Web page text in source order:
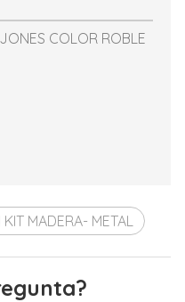
COLOR ROBLE
MADERA- METAL